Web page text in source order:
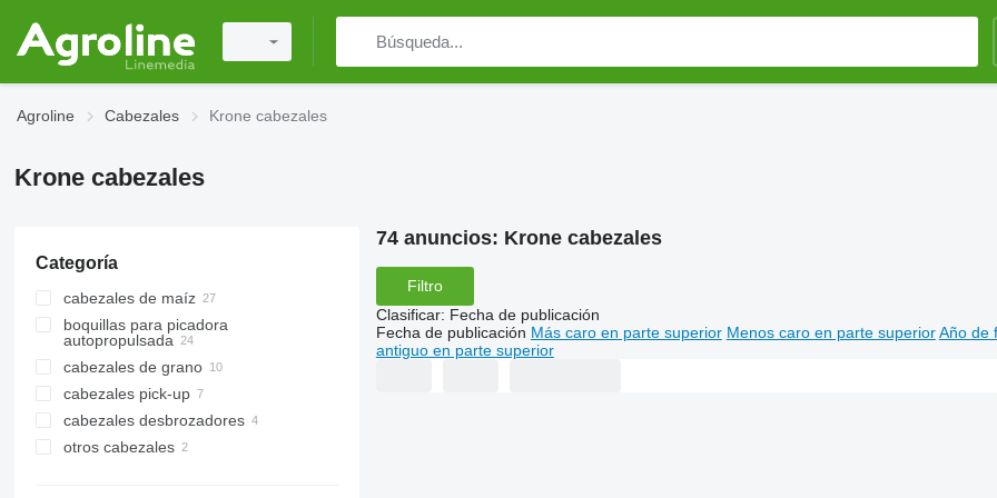
Agroline Cabezales Krone cabezales
Krone cabezales
Categoría
cabezales de maíz
boquillas para picadora
autopropulsada
cabezales de grano
cabezales pick-up
cabezales desbrozadores
otros cabezales
74 anuncios: Krone cabezales
Filtro
Clasificar: Fecha de publicación
Fecha de publicación Más caro en parte superior Menos caro en parte superior Año de
antiguo en parte superior